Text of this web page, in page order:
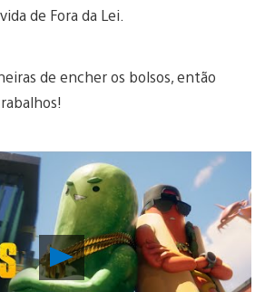
de Fora da Lei.
de encher os bolsos, então
Reproduzir
Vídeo